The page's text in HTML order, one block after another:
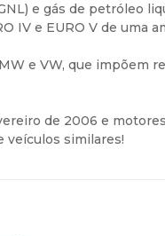
e gás de petróleo
IV e EURO V de
e VW, que impõem
de 2006 e
veículos similares!